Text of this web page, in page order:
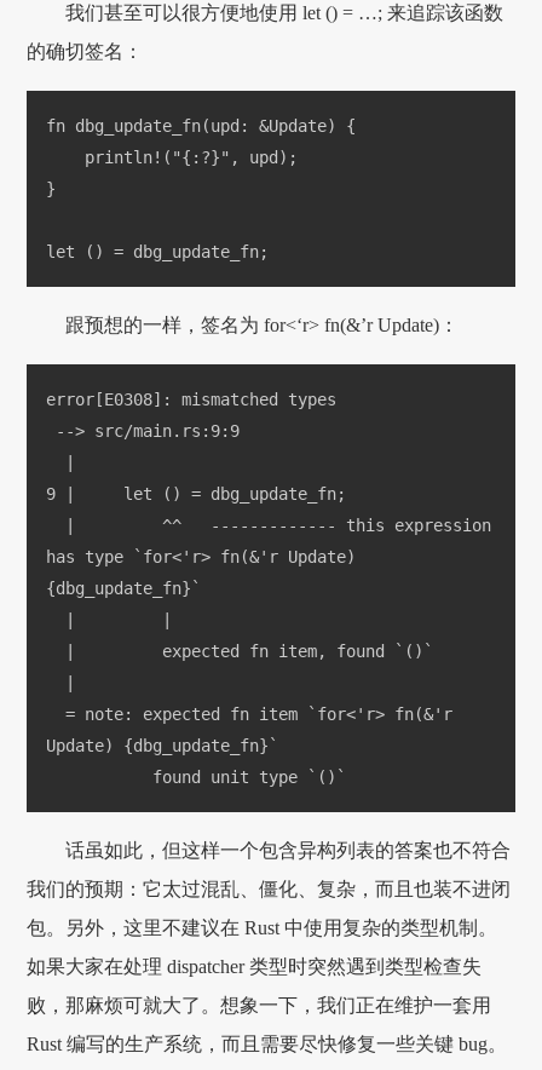
我们甚至可以很方便地使用 let () = …; 来追踪该函数
的确切签名：
fn dbg_update_fn(upd: &Update) {
    println!("{:?}", upd);
}
let () = dbg_update_fn;
跟预想的一样，签名为 for<‘r> fn(&’r Update)：
error[E0308]: mismatched types
--> src/main.rs:9:9
9 |     let () = dbg_update_fn;
has type `for<'r> fn(&'r Update)
{dbg_update_fn}`
  |         expected fn item, found `()`
  = note: expected fn item `for<'r> fn(&'r
Update) {dbg_update_fn}`
           found unit type `()`
话虽如此，但这样一个包含异构列表的答案也不符合
我们的预期：它太过混乱、僵化、复杂，而且也装不进闭
包。另外，这里不建议在 Rust 中使用复杂的类型机制。
如果大家在处理 dispatcher 类型时突然遇到类型检查失
败，那麻烦可就大了。想象一下，我们正在维护一套用
Rust 编写的生产系统，而且需要尽快修复一些关键 bug。